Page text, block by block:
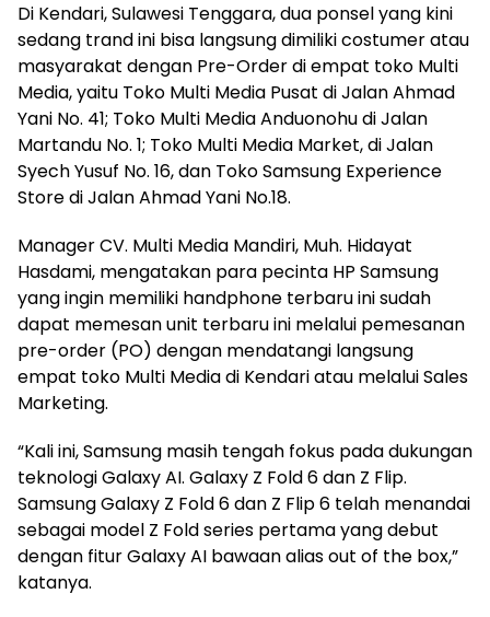
Di Kendari, Sulawesi Tenggara, dua ponsel yang kini
sedang trand ini bisa langsung dimiliki costumer atau
masyarakat dengan Pre-Order di empat toko Multi
Media, yaitu Toko Multi Media Pusat di Jalan Ahmad
Yani No. 41; Toko Multi Media Anduonohu di Jalan
Martandu No. 1; Toko Multi Media Market, di Jalan
Syech Yusuf No. 16, dan Toko Samsung Experience
Store di Jalan Ahmad Yani No.18.
Manager CV. Multi Media Mandiri, Muh. Hidayat
Hasdami, mengatakan para pecinta HP Samsung
yang ingin memiliki handphone terbaru ini sudah
dapat memesan unit terbaru ini melalui pemesanan
pre-order (PO) dengan mendatangi langsung
empat toko Multi Media di Kendari atau melalui Sales
Marketing.
“Kali ini, Samsung masih tengah fokus pada dukungan
teknologi Galaxy AI. Galaxy Z Fold 6 dan Z Flip.
Samsung Galaxy Z Fold 6 dan Z Flip 6 telah menandai
sebagai model Z Fold series pertama yang debut
dengan fitur Galaxy AI bawaan alias out of the box,”
katanya.